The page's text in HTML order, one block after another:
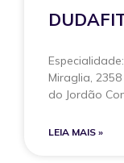
Miraglia,
do Jordão
LEIA MAIS »